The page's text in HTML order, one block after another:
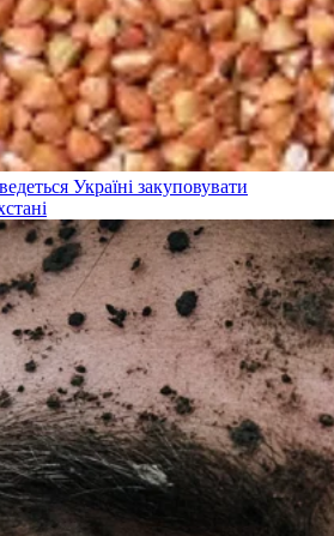
Україні закуповувати